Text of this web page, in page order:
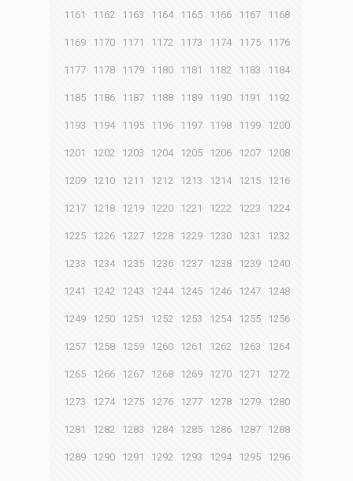
1161 1162 1163 1164 1165 1166 1167 1168
1169 1170 1171 1172 1173 1174 1175 1176
1177 1178 1179 1180 1181 1182 1183 1184
1185 1186 1187 1188 1189 1190 1191 1192
1193 1194 1195 1196 1197 1198 1199 1200
1201 1202 1203 1204 1205 1206 1207 1208
1209 1210 1211 1212 1213 1214 1215 1216
1217 1218 1219 1220 1221 1222 1223 1224
1225 1226 1227 1228 1229 1230 1231 1232
1233 1234 1235 1236 1237 1238 1239 1240
1241 1242 1243 1244 1245 1246 1247 1248
1249 1250 1251 1252 1253 1254 1255 1256
1257 1258 1259 1260 1261 1262 1263 1264
1265 1266 1267 1268 1269 1270 1271 1272
1273 1274 1275 1276 1277 1278 1279 1280
1281 1282 1283 1284 1285 1286 1287 1288
1289 1290 1291 1292 1293 1294 1295 1296